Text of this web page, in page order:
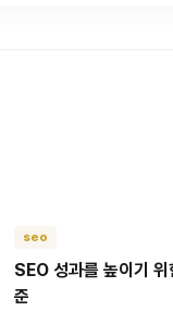
seo
SEO 성과를 높이기 위
준